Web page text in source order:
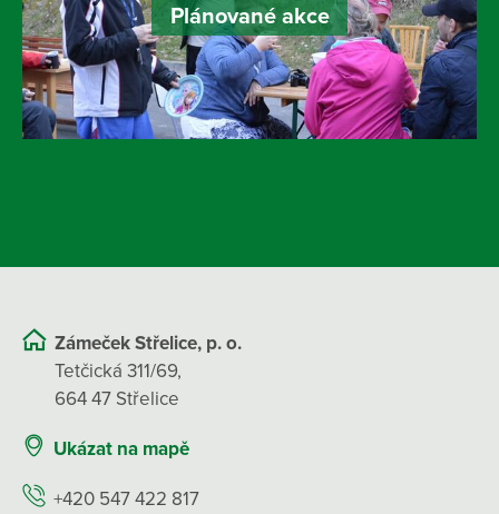
Plánované akce
Zámeček Střelice, p. o.
Tetčická 311/69,
664 47 Střelice
Ukázat na mapě
+420 547 422 817